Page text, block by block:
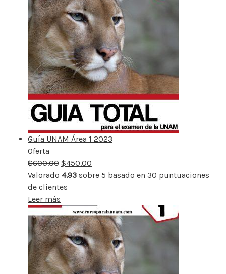
Guía UNAM Área 1 2023
Oferta
rebajado
$600.00 $450.00
Valorado 4.93 sobre 5 basado en 30 puntuaciones
de clientes
Leer más